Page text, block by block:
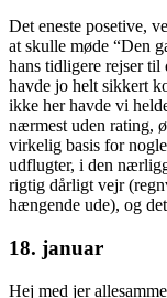
Det eneste posetive,
at skulle møde “Den
hans tidligere rejser
havde jo helt sikkert
ikke her havde vi
nærmest uden rating,
virkelig basis for
udflugter, i den
rigtig dårligt vejr
hængende ude), og
18. januar
Hej med jer